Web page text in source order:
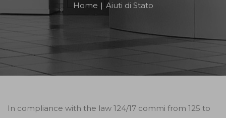
Home | Aiuti di Stato
In compliance with the law 124/17 commi from 125 to